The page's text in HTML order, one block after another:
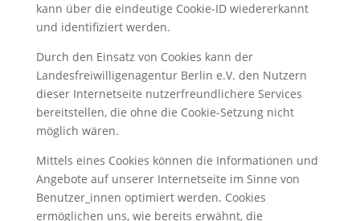
kann über die eindeutige Cookie-ID wiedererkannt
und identifiziert werden.
Durch den Einsatz von Cookies kann der
Landesfreiwilligenagentur Berlin e.V. den Nutzern
dieser Internetseite nutzerfreundlichere Services
bereitstellen, die ohne die Cookie-Setzung nicht
möglich wären.
Mittels eines Cookies können die Informationen und
Angebote auf unserer Internetseite im Sinne von
Benutzer_innen optimiert werden. Cookies
ermöglichen uns, wie bereits erwähnt, die